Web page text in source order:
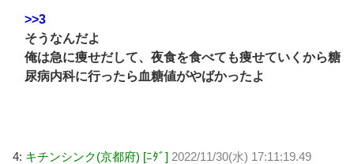
>>3
そうなんだよ
俺は急に痩せだして、夜食を食べても痩せていくから糖
尿病内科に行ったら血糖値がやばかったよ
4: キチンシンク(京都府) [ﾆﾀﾞ] 2022/11/30(水) 17:11:19.49